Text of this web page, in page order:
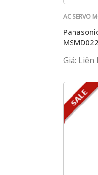
AC SERVO
Giá: Liên